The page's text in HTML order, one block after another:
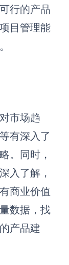
行的产品
目管理能
市场趋
有深入了
。同时，
入了解，
商业价值
数据，找
产品建